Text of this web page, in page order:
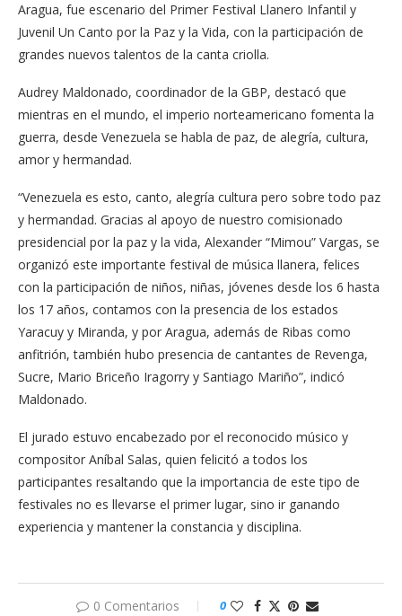
Aragua, fue escenario del Primer Festival Llanero Infantil y
Juvenil Un Canto por la Paz y la Vida, con la participación de
grandes nuevos talentos de la canta criolla.
Audrey Maldonado, coordinador de la GBP, destacó que
mientras en el mundo, el imperio norteamericano fomenta la
guerra, desde Venezuela se habla de paz, de alegría, cultura,
amor y hermandad.
“Venezuela es esto, canto, alegría cultura pero sobre todo paz
y hermandad. Gracias al apoyo de nuestro comisionado
presidencial por la paz y la vida, Alexander “Mimou” Vargas, se
organizó este importante festival de música llanera, felices
con la participación de niños, niñas, jóvenes desde los 6 hasta
los 17 años, contamos con la presencia de los estados
Yaracuy y Miranda, y por Aragua, además de Ribas como
anfitrión, también hubo presencia de cantantes de Revenga,
Sucre, Mario Briceño Iragorry y Santiago Mariño”, indicó
Maldonado.
El jurado estuvo encabezado por el reconocido músico y
compositor Aníbal Salas, quien felicitó a todos los
participantes resaltando que la importancia de este tipo de
festivales no es llevarse el primer lugar, sino ir ganando
experiencia y mantener la constancia y disciplina.
0 Comentarios 0